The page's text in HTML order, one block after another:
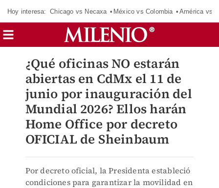
Hoy interesa: Chicago vs Necaxa México vs Colombia América vs
¿Qué oficinas NO estarán
abiertas en CdMx el 11 de
junio por inauguración del
Mundial 2026? Ellos harán
Home Office por decreto
OFICIAL de Sheinbaum
Por decreto oficial, la Presidenta estableció
condiciones para garantizar la movilidad en